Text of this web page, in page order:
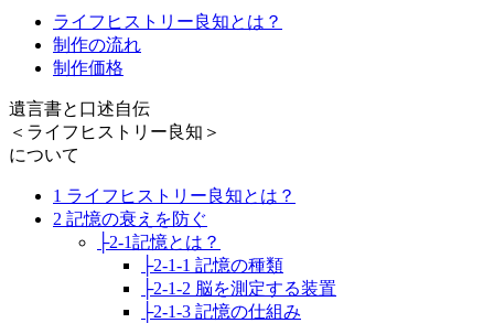
ライフヒストリー良知とは？
制作の流れ
制作価格
遺言書と口述自伝
＜ライフヒストリー良知＞
について
1 ライフヒストリー良知とは？
2 記憶の衰えを防ぐ
├2-1記憶とは？
├2-1-1 記憶の種類
├2-1-2 脳を測定する装置
├2-1-3 記憶の仕組み